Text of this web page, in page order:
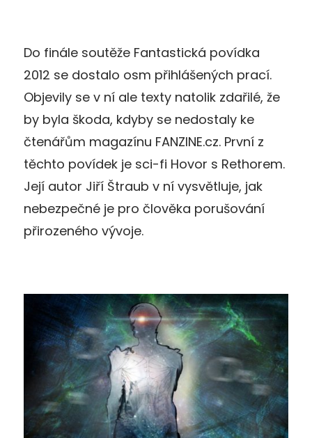
Do finále soutěže Fantastická povídka
2012 se dostalo osm přihlášených prací.
Objevily se v ní ale texty natolik zdařilé, že
by byla škoda, kdyby se nedostaly ke
čtenářům magazínu FANZINE.cz. První z
těchto povídek je sci-fi Hovor s Rethorem.
Její autor Jiří Štraub v ní vysvětluje, jak
nebezpečné je pro člověka porušování
přirozeného vývoje.